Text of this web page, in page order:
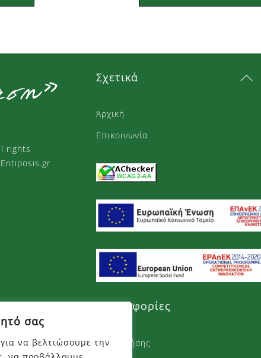
σας
να βελτιώσουμε την
Back
rights
Σχετικά
Άρχική
Επικοινωνία
Πληροφορίες
Όροι χρήσης